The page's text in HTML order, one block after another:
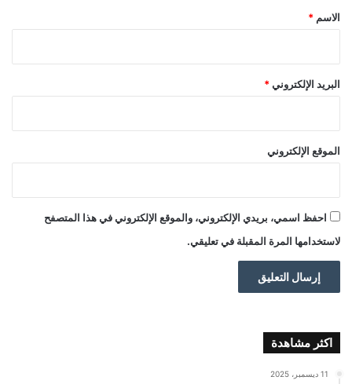
*
الاسم *
البريد الإلكتروني *
الموقع الإلكتروني
احفظ اسمي، بريدي الإلكتروني، والموقع الإلكتروني في هذا المتصفح
لاستخدامها المرة المقبلة في تعليقي.
اكثر مشاهدة
11 ديسمبر، 2025